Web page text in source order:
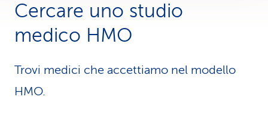
l
e
g
Cercare uno studio
medico HMO
Trovi medici che accettiamo nel modello
HMO.